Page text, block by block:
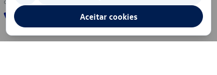
Aceitar cookies